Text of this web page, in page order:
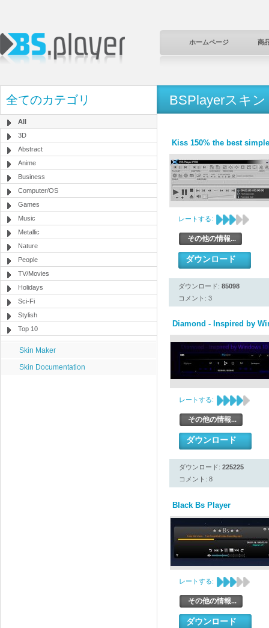
ホームページ 商
全てのカテゴリ
All
3D
Abstract
Anime
Business
Computer/OS
Games
Music
Metallic
Nature
People
TV/Movies
Holidays
Sci-Fi
Stylish
Top 10
Skin Maker
Skin Documentation
BSPlayerスキン
Kiss 150% the best
レートする:
その他の情報...
ダウンロード
ダウンロード: 85098
コメント: 3
Diamond - Inspired by
レートする:
その他の情報...
ダウンロード
ダウンロード: 225225
コメント: 8
Black Bs Player
レートする:
その他の情報...
ダウンロード